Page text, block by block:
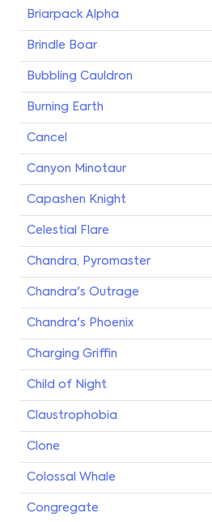
Briarpack Alpha
Brindle Boar
Bubbling Cauldron
Burning Earth
Cancel
Canyon Minotaur
Capashen Knight
Celestial Flare
Chandra, Pyromaster
Chandra's Outrage
Chandra's Phoenix
Charging Griffin
Child of Night
Claustrophobia
Clone
Colossal Whale
Congregate